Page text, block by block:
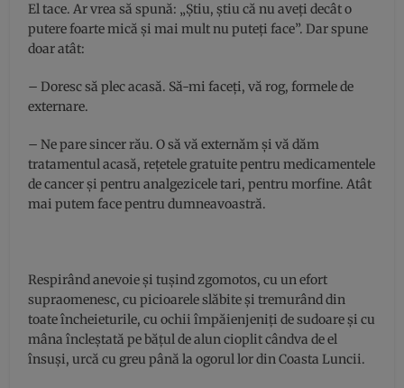
El tace. Ar vrea să spună: „Știu, știu că nu aveți decât o
putere foarte mică și mai mult nu puteți face”. Dar spune
doar atât:
– Doresc să plec acasă. Să-mi faceți, vă rog, formele de
externare.
– Ne pare sincer rău. O să vă externăm și vă dăm
tratamentul acasă, rețetele gratuite pentru medicamentele
de cancer și pentru analgezicele tari, pentru morfine. Atât
mai putem face pentru dumneavoastră.
Respirând anevoie și tușind zgomotos, cu un efort
supraomenesc, cu picioarele slăbite și tremurând din
toate încheieturile, cu ochii împăienjeniți de sudoare și cu
mâna încleștată pe bățul de alun cioplit cândva de el
însuși, urcă cu greu până la ogorul lor din Coasta Luncii.